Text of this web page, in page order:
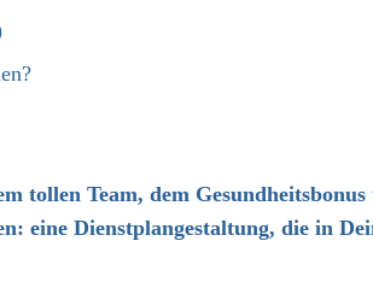
tollen Team, dem
eine Dienstplangestaltung, die in